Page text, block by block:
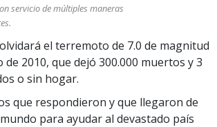
servicio de múltiples maneras
el terremoto de 7.0 de magnitud
2010, que dejó 300.000 muertos y 3
o sin hogar.
que respondieron y que llegaron de
para ayudar al devastado país